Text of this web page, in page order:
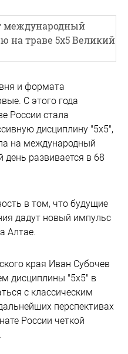
международный
на траве 5х5 Великий
и формата
С этого года
России стала
дисциплину "5х5",
на международный
день развивается в 68
в том, что будущие
дадут новый импульс
Алтае.
края Иван Субочев
дисциплины "5х5" в
с классическим
перспективах
России четкой